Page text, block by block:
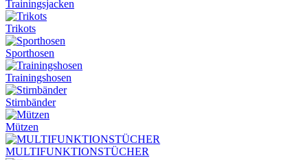
Trainingsjacken
Trikots
Sporthosen
Trainingshosen
Stirnbänder
Mützen
MULTIFUNKTIONSTÜCHER